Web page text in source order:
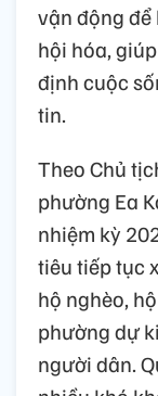
vận động
hội hóa,
định cuộc
tin.
Theo Chủ
phường Ea
nhiệm kỳ
tiêu tiếp tục
hộ nghèo,
phường dự
người dân.